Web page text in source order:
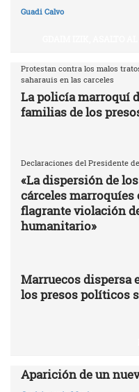
Guadi Calvo
Protestan contra los malos
saharauis en las carceles
La policía marroquí
familias de los
Declaraciones del Presidente
«La dispersión de
cárceles
flagrante violación
humanitario»
Marruecos dispersa
los presos políticos
Aparición de un